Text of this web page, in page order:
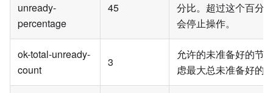
unready-
percentage
45
分比。超过这个百分
会停止操作。
ok-total-unready-
count
3
允许的未准备好的节
虑最大总未准备好的